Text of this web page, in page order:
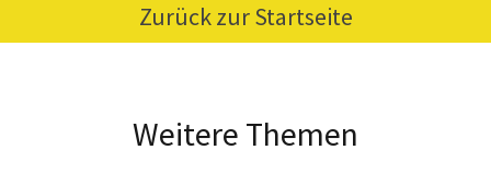
Zurück zur Startseite
Weitere Themen